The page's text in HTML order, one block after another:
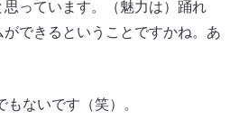
っています。（魅力は）踊れ
できるということですかね。あ
ないです（笑）。